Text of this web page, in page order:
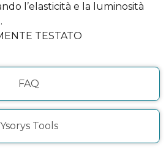
FAQ
Ysorys Tools
l’elasticità e la luminosità
TESTATO